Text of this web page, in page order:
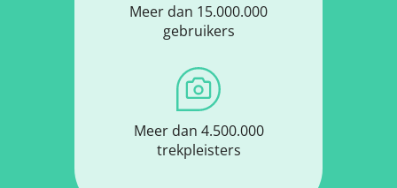
Meer dan 15.000.000
gebruikers
Meer dan 4.500.000
trekpleisters